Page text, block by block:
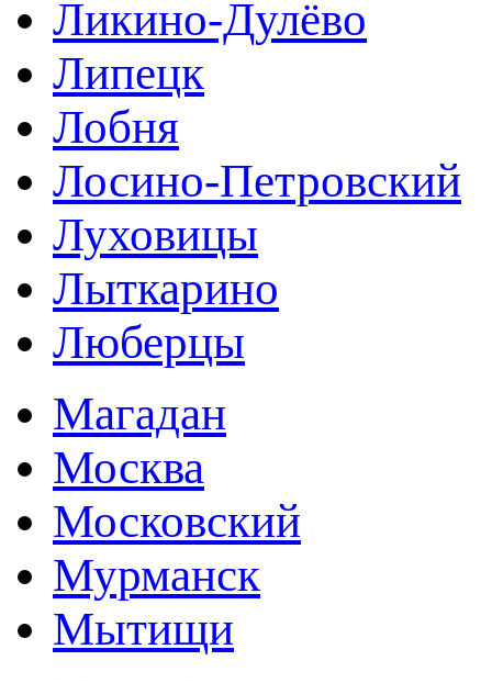
Ликино-Дулёво
Липецк
Лобня
Лосино-Петровский
Луховицы
Лыткарино
Люберцы
Магадан
Москва
Московский
Мурманск
Мытищи